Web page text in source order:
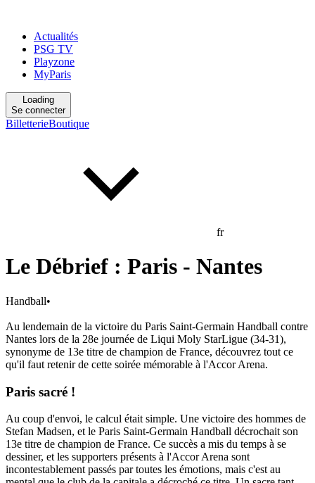
Actualités
PSG TV
Playzone
MyParis
Loading
Se connecter
BilletterieBoutique
fr
Le Débrief : Paris - Nantes
Handball•
Au lendemain de la victoire du Paris Saint-Germain Handball contre
Nantes lors de la 28e journée de Liqui Moly StarLigue (34-31),
synonyme de 13e titre de champion de France, découvrez tout ce
qu'il faut retenir de cette soirée mémorable à l'Accor Arena.
Paris sacré !
Au coup d'envoi, le calcul était simple. Une victoire des hommes de
Stefan Madsen, et le Paris Saint-Germain Handball décrochait son
13e titre de champion de France. Ce succès a mis du temps à se
dessiner, et les supporters présents à l'Accor Arena sont
incontestablement passés par toutes les émotions, mais c'est au